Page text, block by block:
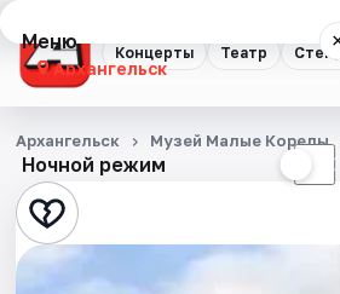
Концерты Театр
Меню
Архангельск
Концерты
Театр
Стендап
Ночной режим ☾
Архангельск Музей Малые Корелы